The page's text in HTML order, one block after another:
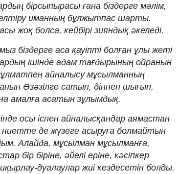
бірсыпырасы ғана біздерге мәлім,
иманның бұлжытпас шарты.
жоқ болса, кейбірі зияндық әкеледі.
біздерге аса қауіпті болған ұлы жеті
ішінде адам тағдырының ойранын
айналысу мұсылманның
Әзәзілге сатып, діннен шығып,
амалға асатын зұлымдық.
осы іспен айналысқандар аямастан
ниетте де жүзеге асыруға болмайтын
Алайда, мұсылман мұсылманға,
бір біріне, әйелі еріне, кәсіпкер
дуалаулар жиі кездесетін болды.